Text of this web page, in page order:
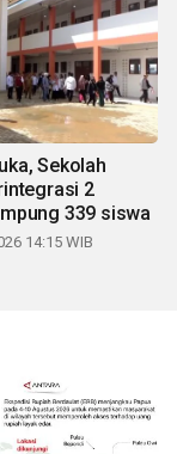
Sekolah
2
339 siswa
14:15 WIB